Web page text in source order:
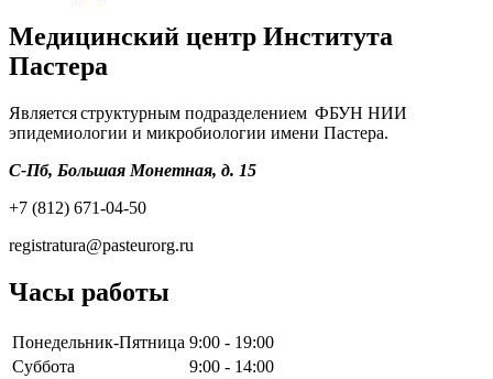
Медицинский центр Института
Пастера
Является структурным подразделением ФБУН НИИ
эпидемиологии и микробиологии имени Пастера.
С-Пб, Большая Монетная, д. 15
+7 (812) 671-04-50
registratura@pasteurorg.ru
Часы работы
Понедельник-Пятница 9:00 - 19:00
Суббота
9:00 - 14:00